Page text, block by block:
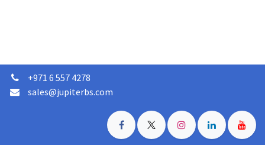
+971 6 557 4278
sales@jupiterbs.com